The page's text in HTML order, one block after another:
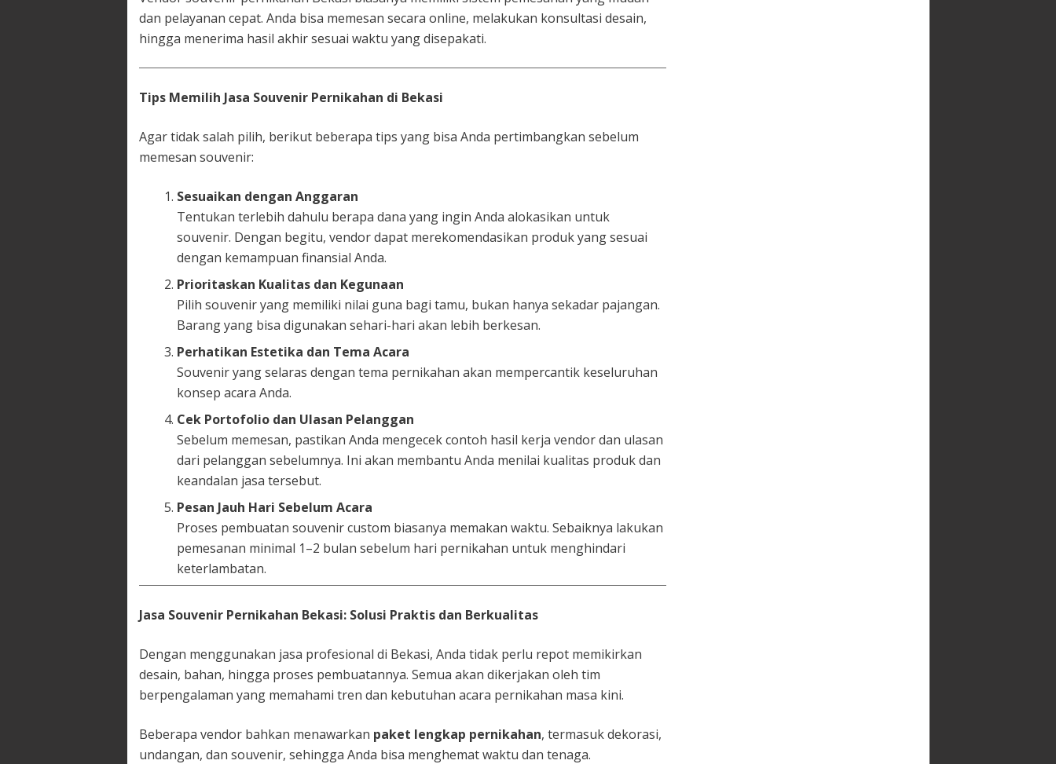
dan pelayanan cepat. Anda bisa memesan secara online, melakukan konsultasi desain,
hingga menerima hasil akhir sesuai waktu yang disepakati.
Tips Memilih Jasa Souvenir Pernikahan di Bekasi
Agar tidak salah pilih, berikut beberapa tips yang bisa Anda pertimbangkan sebelum
memesan souvenir:
Sesuaikan dengan Anggaran
Tentukan terlebih dahulu berapa dana yang ingin Anda alokasikan untuk
souvenir. Dengan begitu, vendor dapat merekomendasikan produk yang sesuai
dengan kemampuan finansial Anda.
Prioritaskan Kualitas dan Kegunaan
Pilih souvenir yang memiliki nilai guna bagi tamu, bukan hanya sekadar pajangan.
Barang yang bisa digunakan sehari-hari akan lebih berkesan.
Perhatikan Estetika dan Tema Acara
Souvenir yang selaras dengan tema pernikahan akan mempercantik keseluruhan
konsep acara Anda.
Cek Portofolio dan Ulasan Pelanggan
Sebelum memesan, pastikan Anda mengecek contoh hasil kerja vendor dan ulasan
dari pelanggan sebelumnya. Ini akan membantu Anda menilai kualitas produk dan
keandalan jasa tersebut.
Pesan Jauh Hari Sebelum Acara
Proses pembuatan souvenir custom biasanya memakan waktu. Sebaiknya lakukan
pemesanan minimal 1–2 bulan sebelum hari pernikahan untuk menghindari
keterlambatan.
Jasa Souvenir Pernikahan Bekasi: Solusi Praktis dan Berkualitas
Dengan menggunakan jasa profesional di Bekasi, Anda tidak perlu repot memikirkan
desain, bahan, hingga proses pembuatannya. Semua akan dikerjakan oleh tim
berpengalaman yang memahami tren dan kebutuhan acara pernikahan masa kini.
Beberapa vendor bahkan menawarkan paket lengkap pernikahan, termasuk dekorasi,
undangan, dan souvenir, sehingga Anda bisa menghemat waktu dan tenaga.